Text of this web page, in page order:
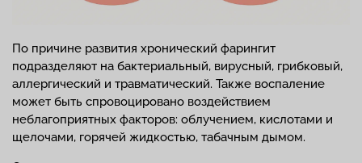
По причине развития хронический фарингит
подразделяют на бактериальный, вирусный, грибковый,
аллергический и травматический. Также воспаление
может быть спровоцировано воздействием
неблагоприятных факторов: облучением, кислотами и
щелочами, горячей жидкостью, табачным дымом.